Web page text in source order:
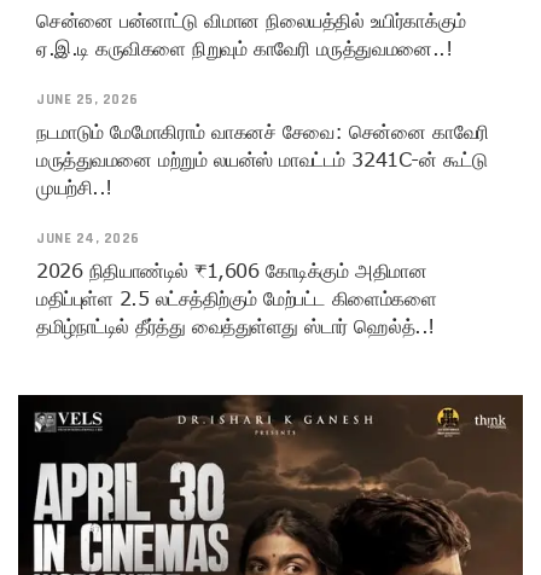
சென்னை பன்னாட்டு விமான நிலையத்தில் உயிர்காக்கும்
ஏ.இ.டி கருவிகளை நிறுவும் காவேரி மருத்துவமனை..!
JUNE 25, 2026
நடமாடும் மேமோகிராம் வாகனச் சேவை: சென்னை காவேரி
மருத்துவமனை மற்றும் லயன்ஸ் மாவட்டம் 3241C-ன் கூட்டு
முயற்சி..!
JUNE 24, 2026
2026 நிதியாண்டில் ₹1,606 கோடிக்கும் அதிமான
மதிப்புள்ள 2.5 லட்சத்திற்கும் மேற்பட்ட கிளைம்களை
தமிழ்நாட்டில் தீர்த்து வைத்துள்ளது ஸ்டார் ஹெல்த்..!